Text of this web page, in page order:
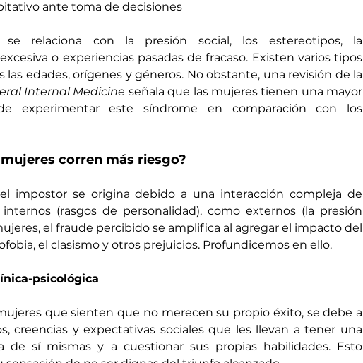
ante toma de decisiones
se relaciona con la presión social, los estereotipos, la
o experiencias pasadas de fracaso. Existen varios tipos
Internal Medicine señala que las mujeres tienen una mayor
experimentar este síndrome en comparación con los
corren más riesgo?
impostor se origina debido a una interacción compleja de
(rasgos de personalidad), como externos (la presión
el fraude percibido se amplifica al agregar el impacto del
el clasismo y otros prejuicios. Profundicemos en ello.
psicológica
que sienten que no merecen su propio éxito, se debe a
creencias y expectativas sociales que les llevan a tener una
de sí mismas y a cuestionar sus propias habilidades. Esto